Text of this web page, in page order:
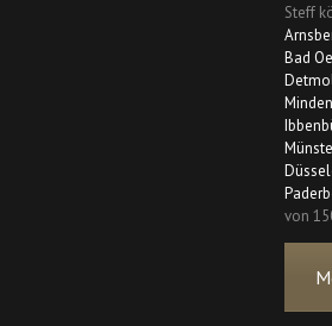
Steff
Bad
Minden
von